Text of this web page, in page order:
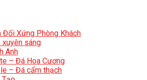
Đối Xứng Phòng Khách
xuyên sáng
Anh
– Đá Hoa Cương
– Đá cẩm thạch